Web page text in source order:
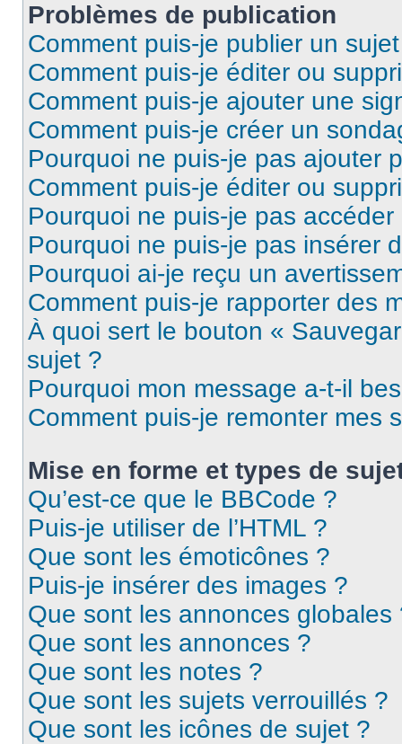
Problèmes de publication
Comment puis-je publier un
Comment puis-je éditer ou
Comment puis-je ajouter une
Comment puis-je créer un
Pourquoi ne puis-je pas ajouter
Comment puis-je éditer ou
Pourquoi ne puis-je pas
Pourquoi ne puis-je pas insérer
Pourquoi ai-je reçu un
Comment puis-je rapporter des
À quoi sert le bouton «
sujet ?
Pourquoi mon message a-t-il
Comment puis-je remonter mes
Mise en forme et types de
Qu’est-ce que le BBCode ?
Puis-je utiliser de l’HTML ?
Que sont les émoticônes ?
Puis-je insérer des images ?
Que sont les annonces globales
Que sont les annonces ?
Que sont les notes ?
Que sont les sujets verrouillés ?
Que sont les icônes de sujet ?